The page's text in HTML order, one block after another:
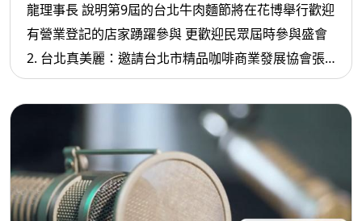
龍理事長 說明第9屆的台北牛肉麵節將在花博舉行歡迎
有營業登記的店家踴躍參與 更歡迎民眾屆時參與盛會
2. 台北真美麗：邀請台北市精品咖啡商業發展協會張
文蔚理事長說明08/07.08.09將在中山堂舉辦的2026第
一屆金北獎咖啡大賽及研討會 歡迎張文蔚大家參與